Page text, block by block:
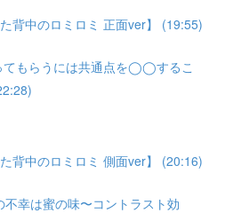
背中のロミロミ 正面ver】 (19:55)
てもらうには共通点を◯◯するこ
背中のロミロミ 側面ver】 (20:16)
幸は蜜の味〜コントラスト効